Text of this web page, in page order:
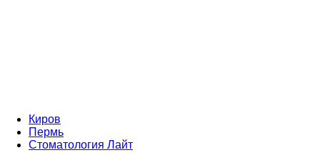
Киров
Пермь
Стоматология Лайт